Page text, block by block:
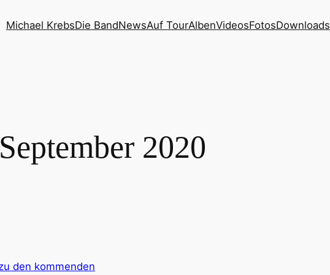
Michael KrebsDie BandNewsAuf TourAlbenVideosFotosDownloads
September 2020